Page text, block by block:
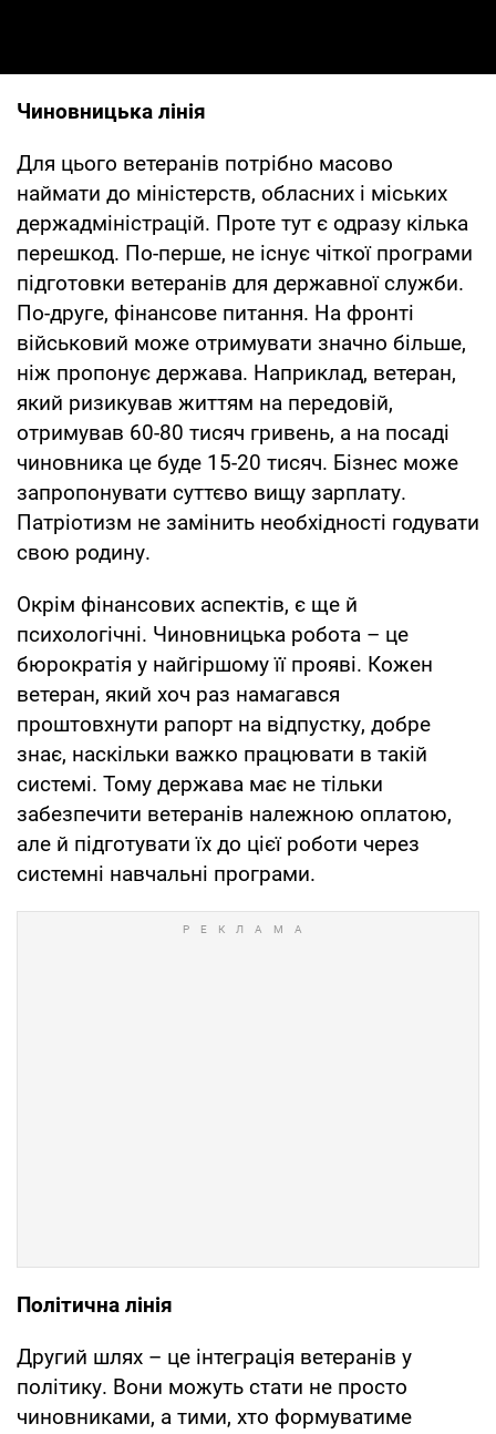
Чиновницька лінія
Для цього ветеранів потрібно масово
наймати до міністерств, обласних і міських
держадміністрацій. Проте тут є одразу кілька
перешкод. По-перше, не існує чіткої програми
підготовки ветеранів для державної служби.
По-друге, фінансове питання. На фронті
військовий може отримувати значно більше,
ніж пропонує держава. Наприклад, ветеран,
який ризикував життям на передовій,
отримував 60-80 тисяч гривень, а на посаді
чиновника це буде 15-20 тисяч. Бізнес може
запропонувати суттєво вищу зарплату.
Патріотизм не замінить необхідності годувати
свою родину.
Окрім фінансових аспектів, є ще й
психологічні. Чиновницька робота – це
бюрократія у найгіршому її прояві. Кожен
ветеран, який хоч раз намагався
проштовхнути рапорт на відпустку, добре
знає, наскільки важко працювати в такій
системі. Тому держава має не тільки
забезпечити ветеранів належною оплатою,
але й підготувати їх до цієї роботи через
системні навчальні програми.
Політична лінія
Другий шлях – це інтеграція ветеранів у
політику. Вони можуть стати не просто
чиновниками, а тими, хто формуватиме